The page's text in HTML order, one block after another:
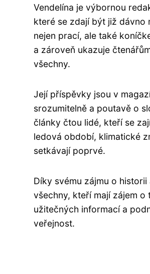
Vendelína je výbornou
které se zdají být již dávno
nejen prací, ale také
a zároveň ukazuje
všechny.
Její příspěvky jsou v
srozumitelně a poutavě o
články čtou lidé, kteří se
ledová období, klimatické
setkávají poprvé.
Díky svému zájmu o
všechny, kteří mají zájem
užitečných informací a
veřejnost.